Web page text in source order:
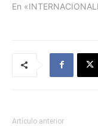
En
Artículo anterior